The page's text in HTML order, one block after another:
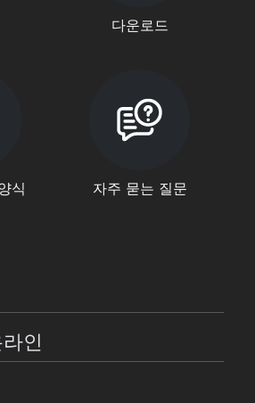
다운로드
식 자주 묻는 질문
인